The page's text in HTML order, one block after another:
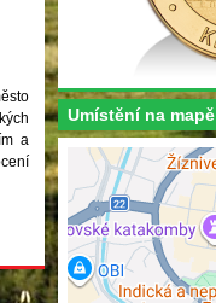
a
Umístění na mapě